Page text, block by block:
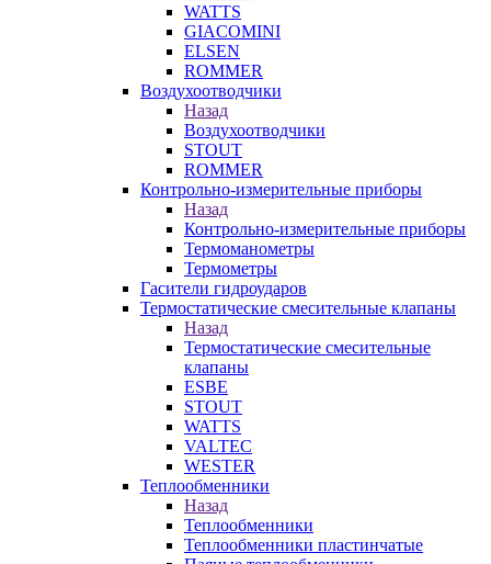
WATTS
GIACOMINI
ELSEN
ROMMER
Воздухоотводчики
Назад
Воздухоотводчики
STOUT
ROMMER
Контрольно-измерительные приборы
Назад
Контрольно-измерительные приборы
Термоманометры
Термометры
Гасители гидроударов
Термостатические смесительные клапаны
Назад
Термостатические смесительные
клапаны
ESBE
STOUT
WATTS
VALTEC
WESTER
Теплообменники
Назад
Теплообменники
Теплообменники пластинчатые